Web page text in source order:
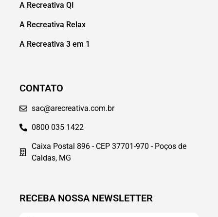
A Recreativa QI
A Recreativa Relax
A Recreativa 3 em 1
CONTATO
sac@arecreativa.com.br
0800 035 1422
Caixa Postal 896 - CEP 37701-970 - Poços de
Caldas, MG
RECEBA NOSSA NEWSLETTER